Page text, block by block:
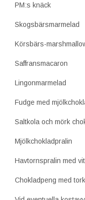
PM:s knäck
Skogsbärsmarmelad
Körsbärs-
Saffransmacaron
Lingonmarmelad
Fudge med
Saltkola och mörk
Mjölkchokladpralin
Havtornspralin med
Chokladpeng med